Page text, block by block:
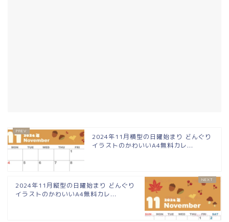
2024年11月横型の日曜始まり どんぐり
イラストのかわいいA4無料カレ...
2024年11月縦型の日曜始まり どんぐり
イラストのかわいいA4無料カレ...